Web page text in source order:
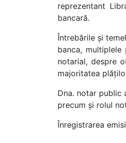
reprezentant
bancară.
Întrebările și
banca,
notarial, despre
majoritatea
Dna. notar public
precum și rolul
Înregistrarea